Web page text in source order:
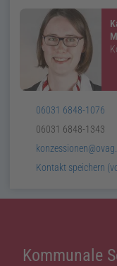
Telefon:06031 6848-1076
Telefax:
06031 6848-1343
Mail:
Card:Kontakt speichern (
Kommunale